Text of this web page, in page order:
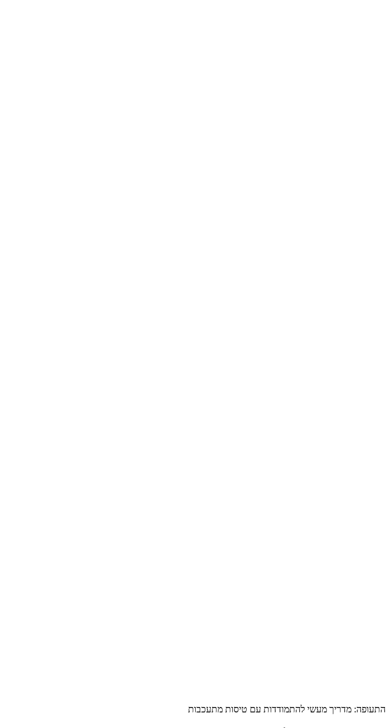
מדריך מעשי להתמודדות עם טיסות מתעכבות